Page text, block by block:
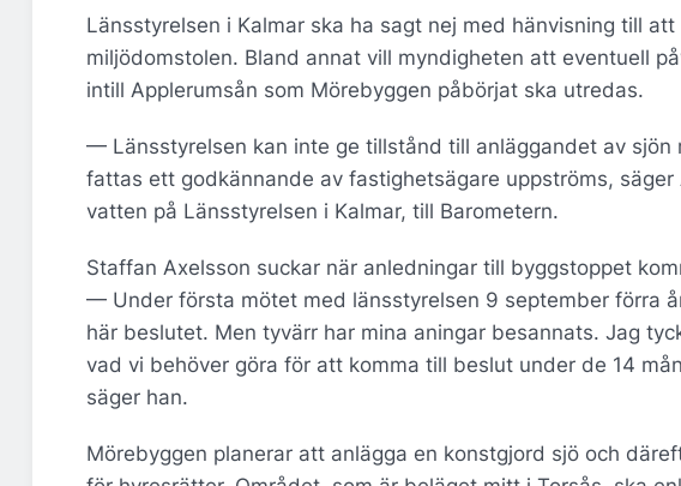
Länsstyrelsen i Kalmar ska ha sagt nej med hänvisning till
miljödomstolen. Bland annat vill myndigheten att eventuell
intill Applerumsån som Mörebyggen påbörjat ska utredas.
— Länsstyrelsen kan inte ge tillstånd till anläggandet av
fattas ett godkännande av fastighetsägare uppströms,
vatten på Länsstyrelsen i Kalmar, till Barometern.
Staffan Axelsson suckar när anledningar till byggstoppet
— Under första mötet med länsstyrelsen 9 september förra
här beslutet. Men tyvärr har mina aningar besannats. Jag
vad vi behöver göra för att komma till beslut under de 14
säger han.
Mörebyggen planerar att anlägga en konstgjord sjö och